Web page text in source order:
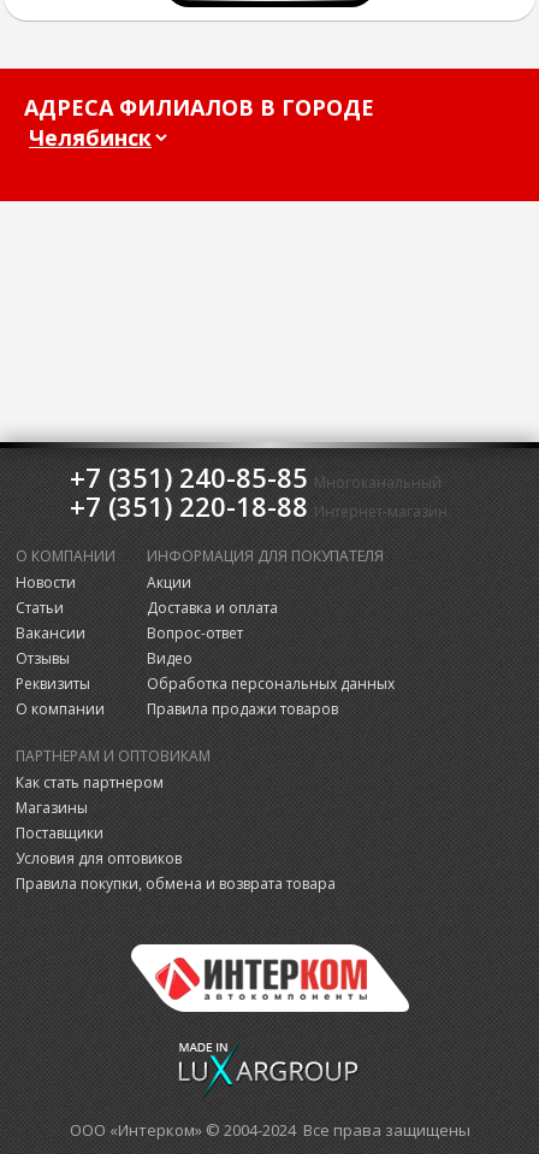
АДРЕСА ФИЛИАЛОВ В ГОРОДЕ
+7 (351) 240-85-85 Многоканальный
+7 (351) 220-18-88 Интернет-магазин
О КОМПАНИИ
Новости
Статьи
Вакансии
Отзывы
Реквизиты
О компании
ИНФОРМАЦИЯ ДЛЯ ПОКУПАТЕЛЯ
Акции
Доставка и оплата
Вопрос-ответ
Видео
Обработка персональных данных
Правила продажи товаров
ПАРТНЕРАМ И ОПТОВИКАМ
Как стать партнером
Магазины
Поставщики
Условия для оптовиков
Правила покупки, обмена и возврата товара
ООО «Интерком» © 2004-2024 Все права защищены